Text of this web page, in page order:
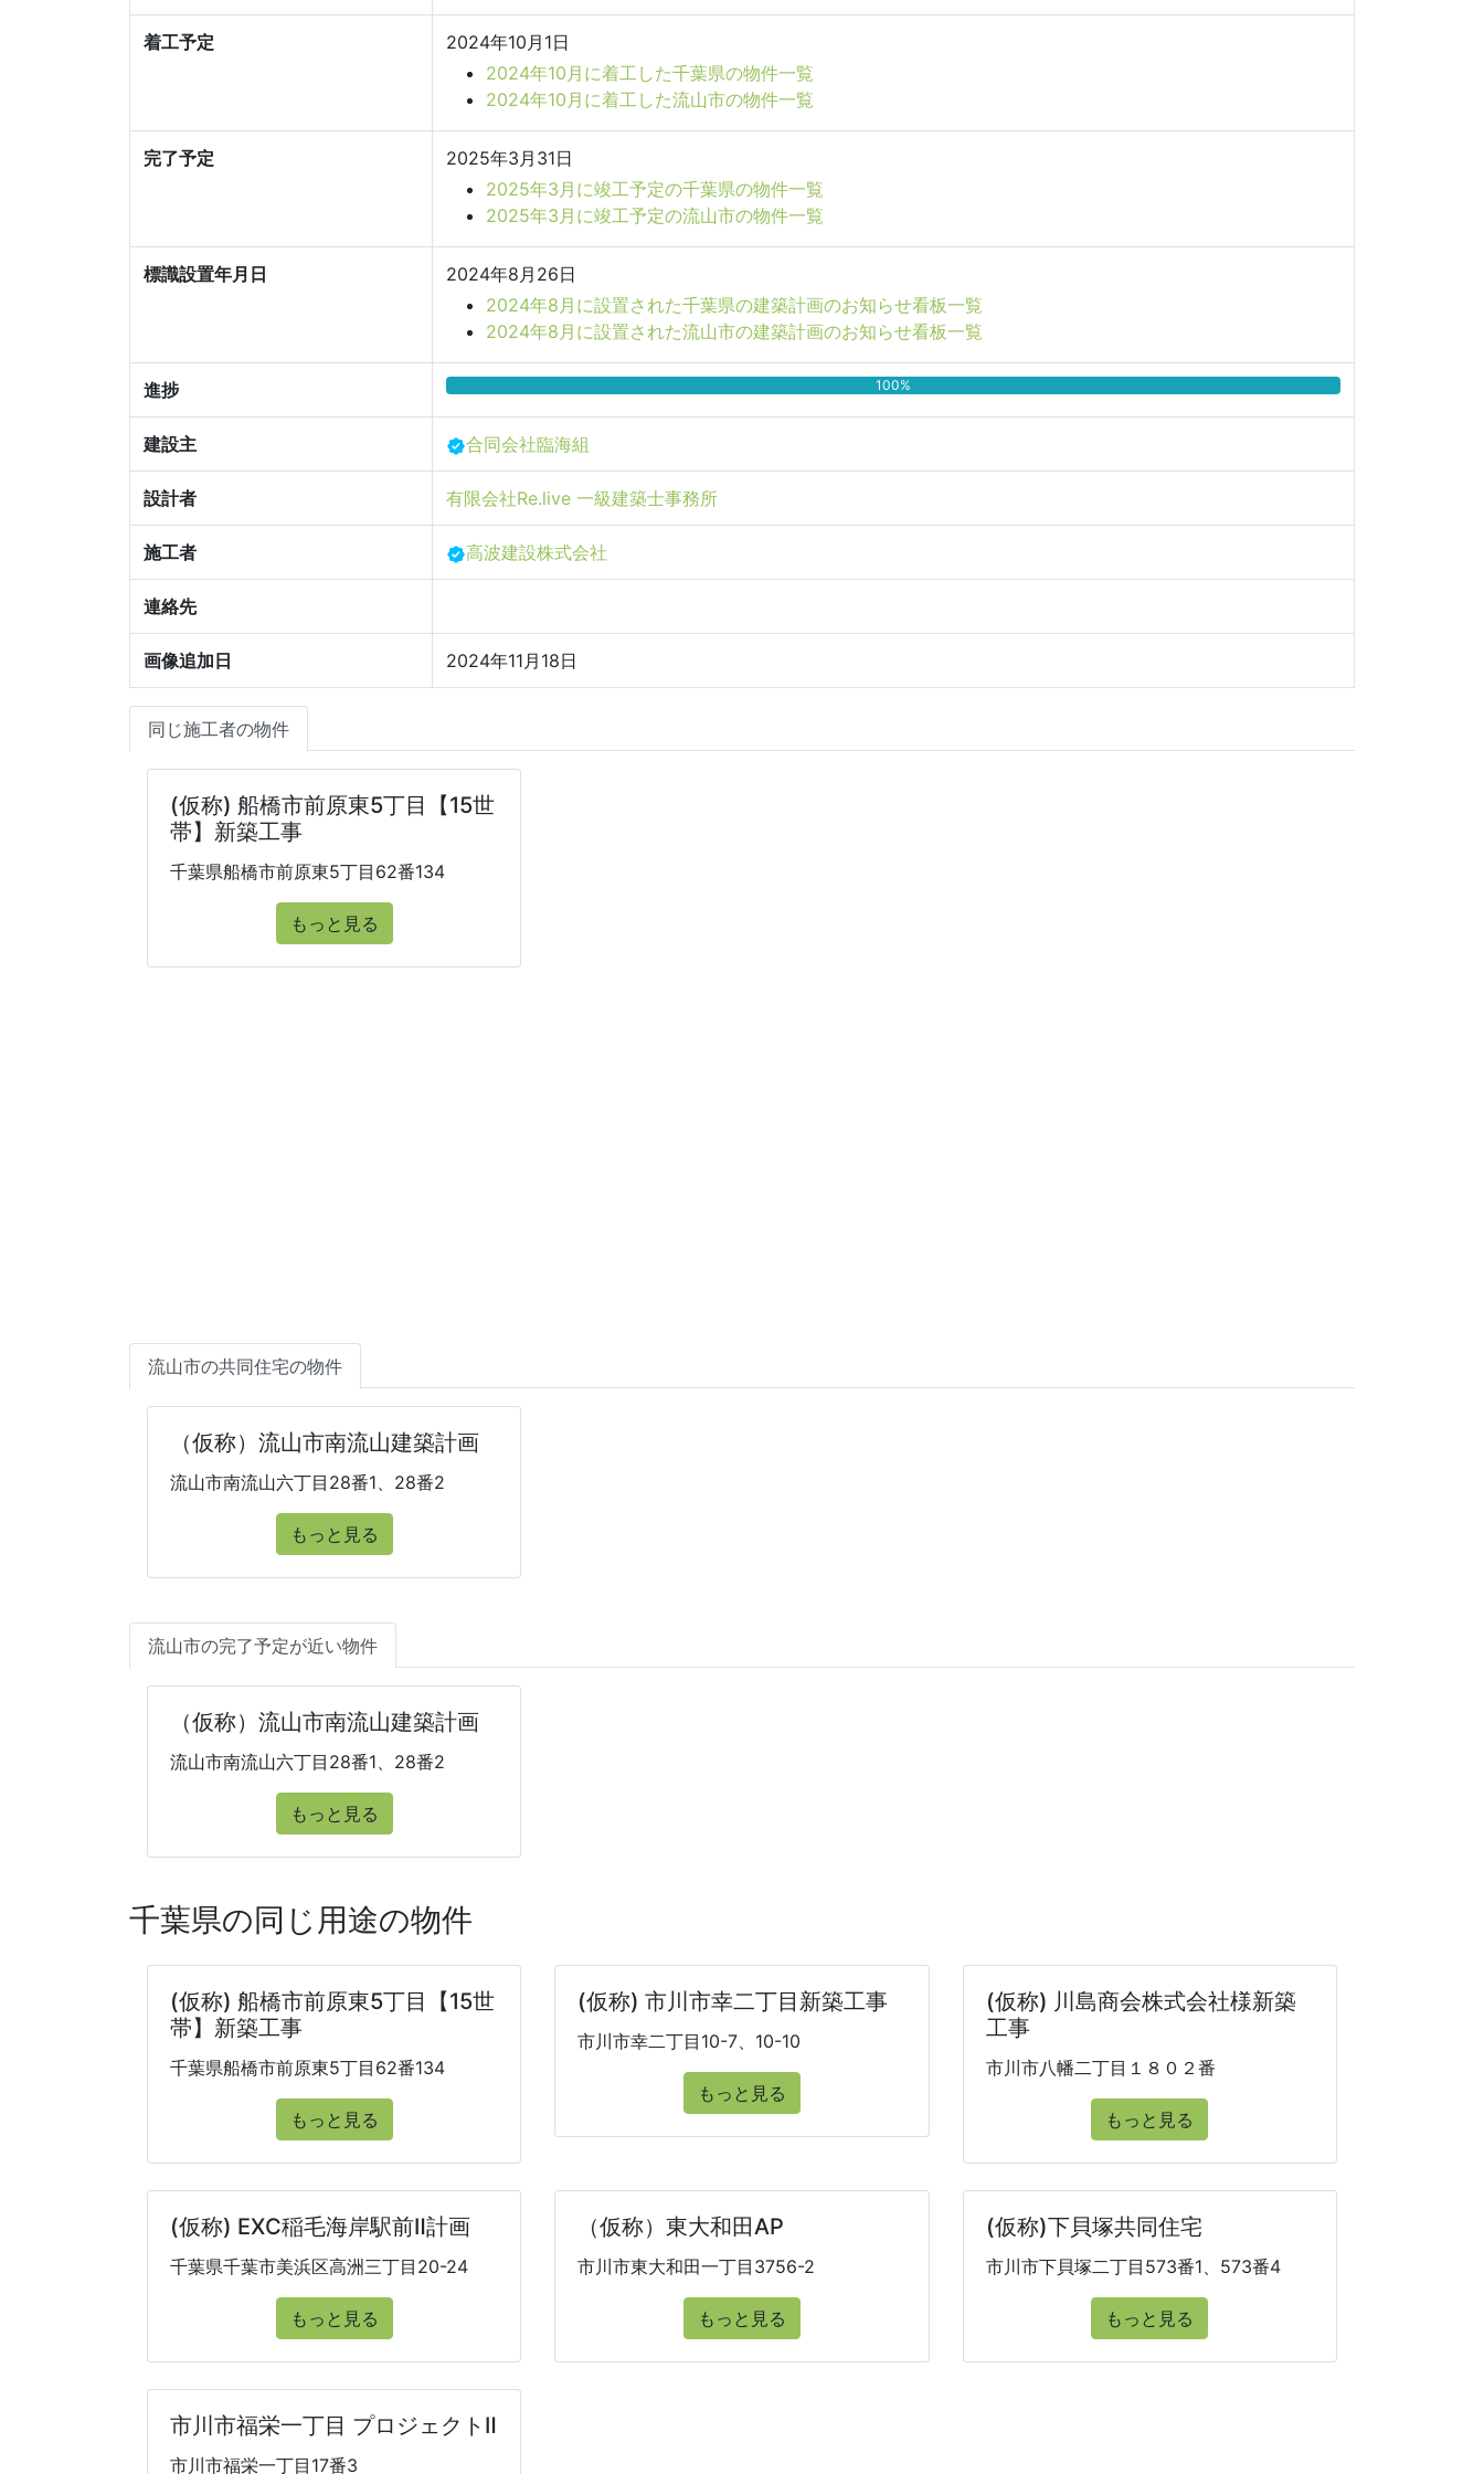
着工予定
2024年10月1日
2024年10月に着工した千葉県の物件一覧
2024年10月に着工した流山市の物件一覧
完了予定
2025年3月31日
2025年3月に竣工予定の千葉県の物件一覧
2025年3月に竣工予定の流山市の物件一覧
標識設置年月日
2024年8月26日
2024年8月に設置された千葉県の建築計画のお知らせ看板一覧
2024年8月に設置された流山市の建築計画のお知らせ看板一覧
進捗 100%
建設主 合同会社臨海組
設計者 有限会社Re.live 一級建築士事務所
施工者 高波建設株式会社
連絡先
画像追加日 2024年11月18日
同じ施工者の物件
(仮称) 船橋市前原東5丁目【15世
帯】新築工事
千葉県船橋市前原東5丁目62番134
もっと見る
流山市の共同住宅の物件
（仮称）流山市南流山建築計画
流山市南流山六丁目28番1、28番2
もっと見る
流山市の完了予定が近い物件
（仮称）流山市南流山建築計画
流山市南流山六丁目28番1、28番2
もっと見る
千葉県の同じ用途の物件
(仮称) 船橋市前原東5丁目【15世
帯】新築工事
千葉県船橋市前原東5丁目62番134
もっと見る
(仮称) 市川市幸二丁目新築工事
市川市幸二丁目10-7、10-10
もっと見る
(仮称) 川島商会株式会社様新築
工事
市川市八幡二丁目１８０２番
もっと見る
(仮称) EXC稲毛海岸駅前Ⅱ計画
千葉県千葉市美浜区高洲三丁目20-24
もっと見る
（仮称）東大和田AP
市川市東大和田一丁目3756-2
もっと見る
(仮称)下貝塚共同住宅
市川市下貝塚二丁目573番1、573番4
もっと見る
市川市福栄一丁目 プロジェクトⅡ
市川市福栄一丁目17番3